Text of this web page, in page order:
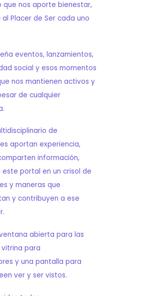
que nos aporte bienestar,
Placer de Ser cada uno
eventos, lanzamientos,
social y esos momentos
nos mantienen activos y
de cualquier
de
aportan experiencia,
información,
portal en un crisol de
y maneras que
y contribuyen a ese
abierta para las
para
y una pantalla para
ver y ser vistos.